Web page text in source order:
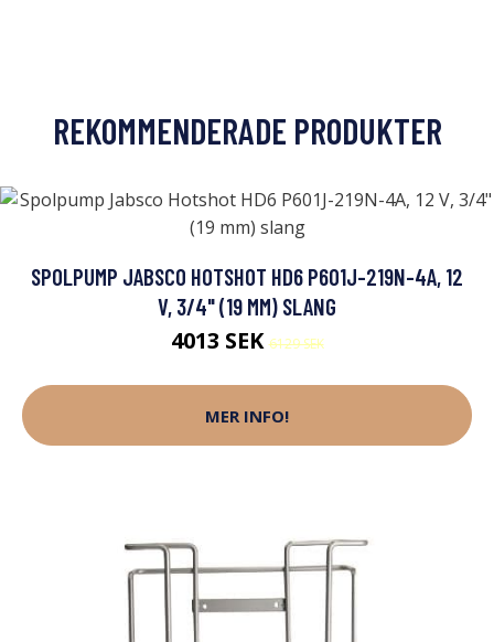
REKOMMENDERADE PRODUKTER
SPOLPUMP JABSCO HOTSHOT HD6 P601J-219N-4A, 12
V, 3/4" (19 MM) SLANG
4013 SEK6129 SEK
MER INFO!